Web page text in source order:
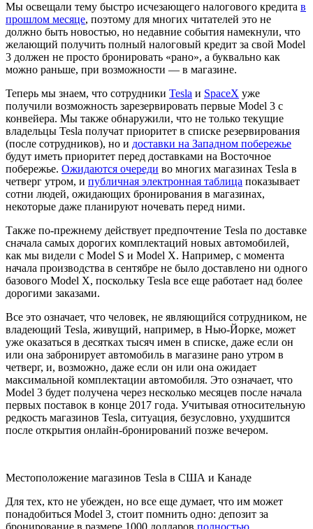
Мы освещали тему быстро исчезающего налогового кредита в
прошлом месяце, поэтому для многих читателей это не
должно быть новостью, но недавние события намекнули, что
желающий получить полный налоговый кредит за свой Model
3 должен не просто бронировать «рано», а буквально как
можно раньше, при возможности — в магазине.
Теперь мы знаем, что сотрудники Tesla и SpaceX уже
получили возможность зарезервировать первые Model 3 с
конвейера. Мы также обнаружили, что не только текущие
владельцы Tesla получат приоритет в списке резервирования
(после сотрудников), но и доставки на Западном побережье
будут иметь приоритет перед доставками на Восточное
побережье. Ожидаются очереди во многих магазинах Tesla в
четверг утром, и публичная электронная таблица показывает
сотни людей, ожидающих бронирования в магазинах,
некоторые даже планируют ночевать перед ними.
Также по-прежнему действует предпочтение Tesla по доставке
сначала самых дорогих комплектаций новых автомобилей,
как мы видели с Model S и Model X. Например, с момента
начала производства в сентябре не было доставлено ни одного
базового Model X, поскольку Tesla все еще работает над более
дорогими заказами.
Все это означает, что человек, не являющийся сотрудником, не
владеющий Tesla, живущий, например, в Нью-Йорке, может
уже оказаться в десятках тысяч имен в списке, даже если он
или она забронирует автомобиль в магазине рано утром в
четверг, и, возможно, даже если он или она ожидает
максимальной комплектации автомобиля. Это означает, что
Model 3 будет получена через несколько месяцев после начала
первых поставок в конце 2017 года. Учитывая относительную
редкость магазинов Tesla, ситуация, безусловно, ухудшится
после открытия онлайн-бронирований позже вечером.
Местоположение магазинов Tesla в США и Канаде
Для тех, кто не убежден, но все еще думает, что им может
понадобиться Model 3, стоит помнить одно: депозит за